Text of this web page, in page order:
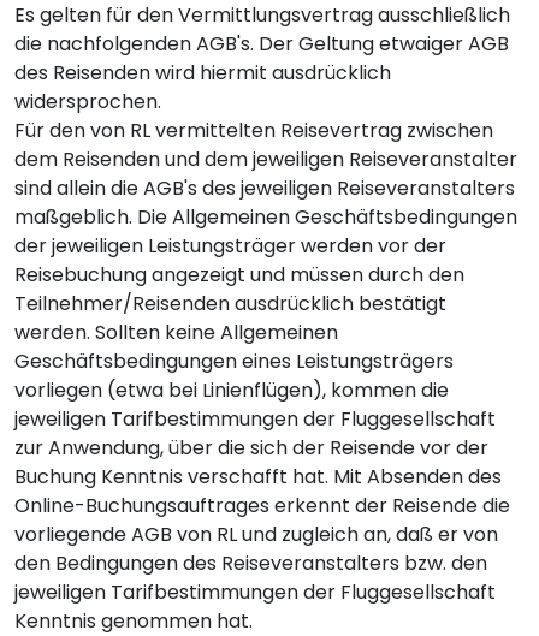
Es gelten für den Vermittlungsvertrag ausschließlich
die nachfolgenden AGB's. Der Geltung etwaiger AGB
des Reisenden wird hiermit ausdrücklich
widersprochen.
Für den von RL vermittelten Reisevertrag zwischen
dem Reisenden und dem jeweiligen Reiseveranstalter
sind allein die AGB's des jeweiligen Reiseveranstalters
maßgeblich. Die Allgemeinen Geschäftsbedingungen
der jeweiligen Leistungsträger werden vor der
Reisebuchung angezeigt und müssen durch den
Teilnehmer/Reisenden ausdrücklich bestätigt
werden. Sollten keine Allgemeinen
Geschäftsbedingungen eines Leistungsträgers
vorliegen (etwa bei Linienflügen), kommen die
jeweiligen Tarifbestimmungen der Fluggesellschaft
zur Anwendung, über die sich der Reisende vor der
Buchung Kenntnis verschafft hat. Mit Absenden des
Online-Buchungsauftrages erkennt der Reisende die
vorliegende AGB von RL und zugleich an, daß er von
den Bedingungen des Reiseveranstalters bzw. den
jeweiligen Tarifbestimmungen der Fluggesellschaft
Kenntnis genommen hat.